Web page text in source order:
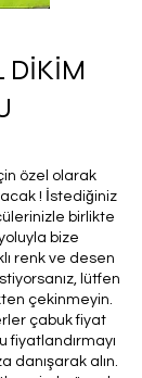
DİKİM
özel olarak
! İstediğiniz
birlikte
bize
renk ve desen
lütfen
çekinmeyin.
çabuk fiyat
fiyatlandırmayı
danışarak alın.